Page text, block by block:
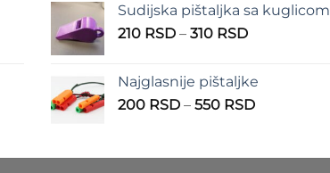
Sudijska pištaljka sa kuglicom
210 RSD – 310 RSDRaspon
210 RSD
do
Najglasnije pištaljke
200 RSD – 550 RSDRaspon
200 RSD